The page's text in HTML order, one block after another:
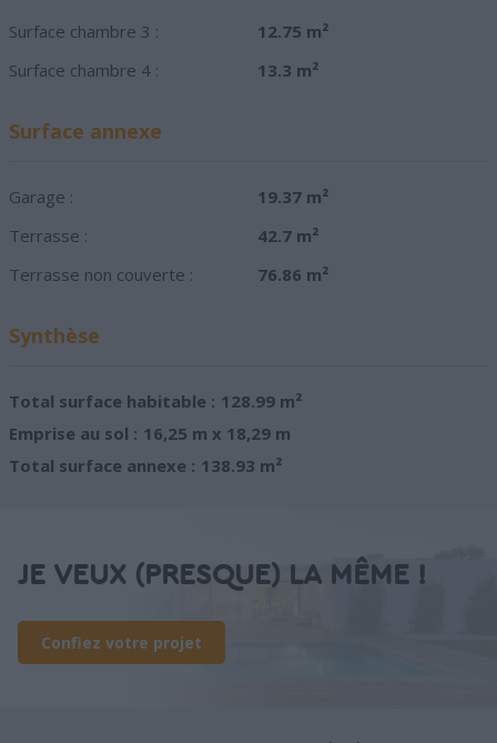
Surface chambre 3 :
12.75 m²
Surface chambre 4 :
13.3 m²
Surface annexe
Garage :
19.37 m²
Terrasse :
42.7 m²
Terrasse non couverte :
76.86 m²
Synthèse
Total surface habitable : 128.99 m²
Emprise au sol : 16,25 m x 18,29 m
Total surface annexe : 138.93 m²
JE VEUX (PRESQUE) LA MÊME !
Confiez votre projet